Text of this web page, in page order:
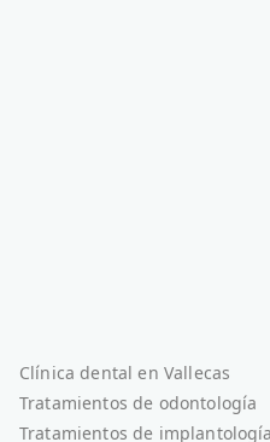
Clínica dental en Vallecas
Tratamientos de odontología
Tratamientos de implantología